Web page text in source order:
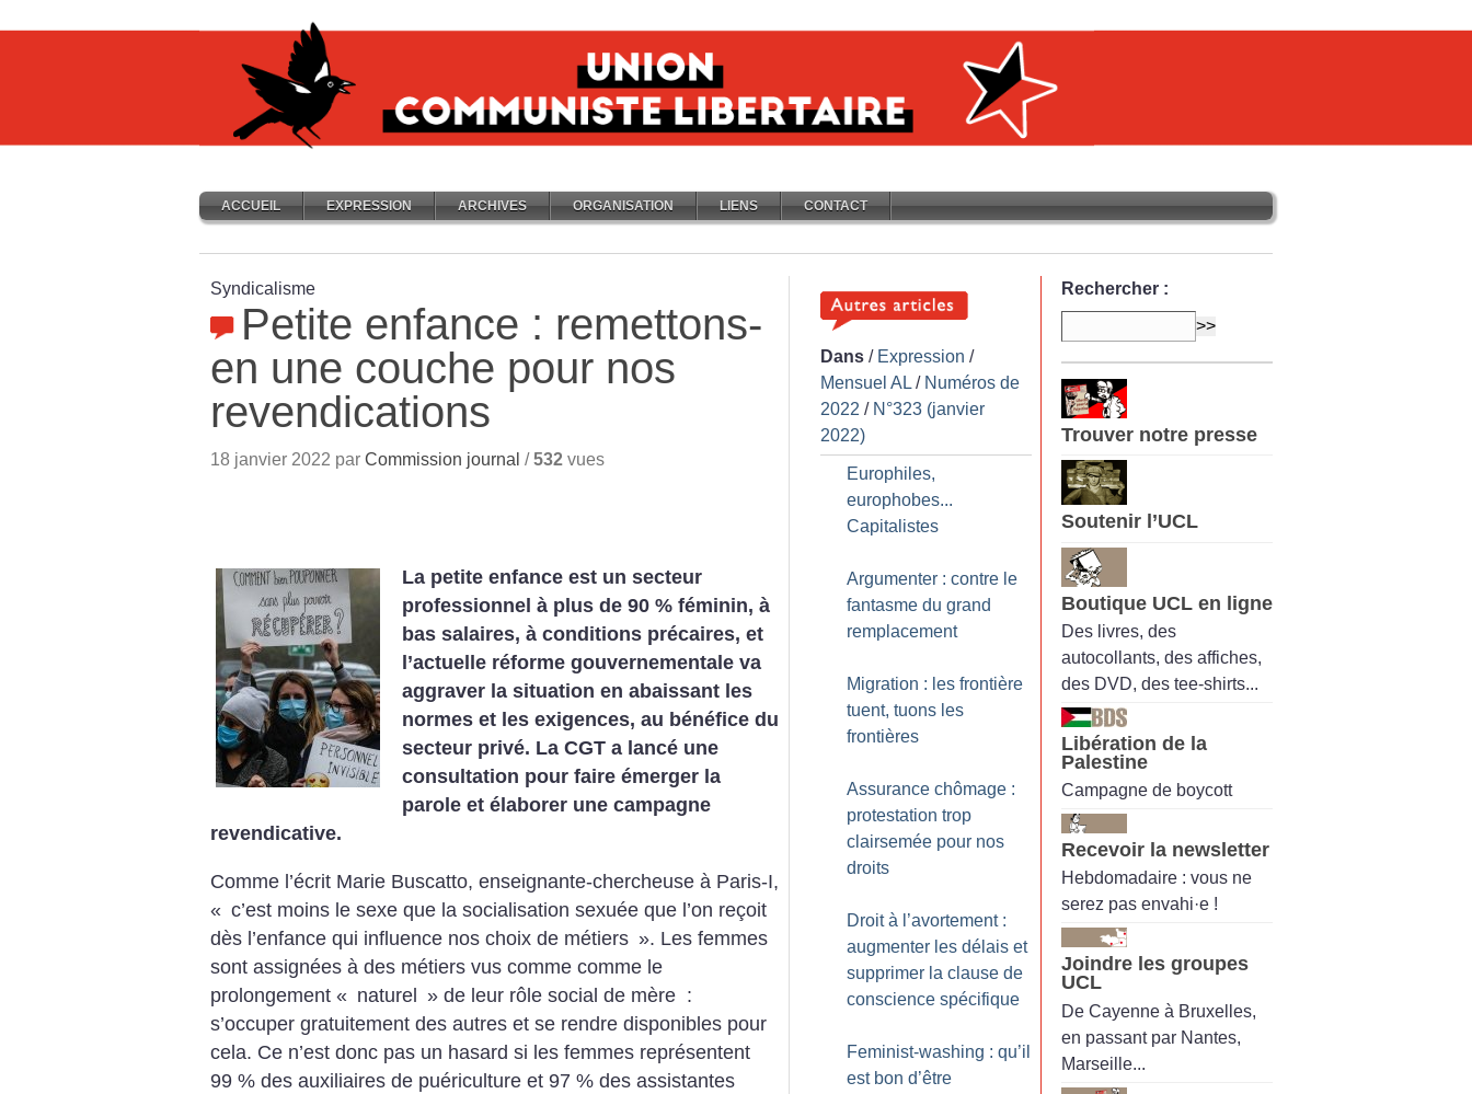
ACCUEIL EXPRESSION ARCHIVES ORGANISATION LIENS CONTACT
Syndicalisme
Petite enfance : remettons-
en une couche pour nos
revendications
18 janvier 2022 par Commission journal /532 vues
La petite enfance est un secteur
professionnel à plus de 90 % féminin, à
bas salaires, à conditions précaires, et
l’actuelle réforme gouvernementale va
aggraver la situation en abaissant les
normes et les exigences, au bénéfice du
secteur privé. La CGT a lancé une
consultation pour faire émerger la
parole et élaborer une campagne
revendicative.
Comme l’écrit Marie Buscatto, enseignante-chercheuse à Paris-I,
« c’est moins le sexe que la socialisation sexuée que l’on reçoit
dès l’enfance qui influence nos choix de métiers ». Les femmes
sont assignées à des métiers vus comme comme le
prolongement « naturel » de leur rôle social de mère :
s’occuper gratuitement des autres et se rendre disponibles pour
cela. Ce n’est donc pas un hasard si les femmes représentent
99 % des auxiliaires de puériculture et 97 % des assistantes
Dans / Expression /
Mensuel AL / Numéros de
2022 / N°323 (janvier
2022)
Europhiles,
europhobes...
Capitalistes
Argumenter : contre le
fantasme du grand
remplacement
Migration : les frontière
tuent, tuons les
frontières
Assurance chômage :
protestation trop
clairsemée pour nos
droits
Droit à l’avortement :
augmenter les délais et
supprimer la clause de
conscience spécifique
Feminist-washing : qu’il
est bon d’être
Rechercher :
Trouver notre presse
Soutenir l’UCL
Boutique UCL en ligne
Des livres, des
autocollants, des affiches,
des DVD, des tee-shirts...
Libération de la
Palestine
Campagne de boycott
Recevoir la newsletter
Hebdomadaire : vous ne
serez pas envahi·e !
Joindre les groupes
UCL
De Cayenne à Bruxelles,
en passant par Nantes,
Marseille...